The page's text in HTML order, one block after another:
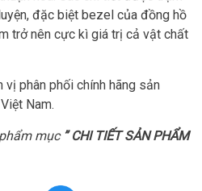
đặc biệt bezel của đồng hồ
trở nên cực kì giá trị cả vật chất
phân phối chính hãng sản
Nam.
mục ” CHI TIẾT SẢN PHẨM